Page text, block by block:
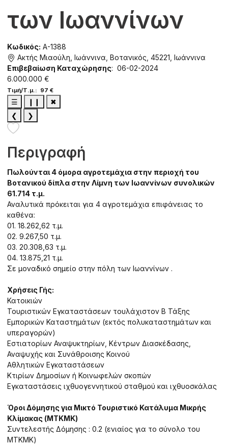
των Ιωαννίνων
Κωδικός: A-1388
Ακτής Μιαούλη, Ιωάννινα, Βοτανικός, 45221, Ιωάννινα
Επιβεβαίωση Καταχώρησης: 06-02-2024
6.000.000 €
Τιμή/Τ.μ.: 97 €
☰ ❙❙
✖
❮
❯
Περιγραφή
Πωλούνται 4 όμορα αγροτεμάχια στην περιοχή του
Βοτανικού δίπλα στην Λίμνη των Ιωαννίνων συνολικών
61.714 τ.μ.
Αναλυτικά πρόκειται για 4 αγροτεμάχια επιφάνειας το
καθένα:
01. 18.262,62 τ.μ.
02. 9.267,50 τ.μ.
03. 20.308,63 τ.μ.
04. 13.875,21 τ.μ.
Σε μοναδικό σημείο στην πόλη των Ιωαννίνων .
Χρήσεις Γής:
Κατοικιών
Τουριστικών Εγκαταστάσεων τουλάχιστον Β Τάξης
Εμπορικών Καταστημάτων (εκτός πολυκαταστημάτων και
υπεραγορών)
Εστιατορίων Αναψυκτηρίων, Κέντρων Διασκέδασης,
Αναψυχής και Συνάθροισης Κοινού
Αθλητικών Εγκαταστάσεων
Κτιρίων Δημοσίων ή Κοινωφελών σκοπών
Εγκαταστάσεις ιχθυογεννητικού σταθμού και ιχθυοσκάλας
Όροι Δόμησης για Μικτό Τουριστικό Κατάλυμα Μικρής
Κλίμακας (ΜΤΚΜΚ)
Συντελεστής Δόμησης : 0.2 (ενιαίος για το σύνολο του
ΜΤΚΜΚ)